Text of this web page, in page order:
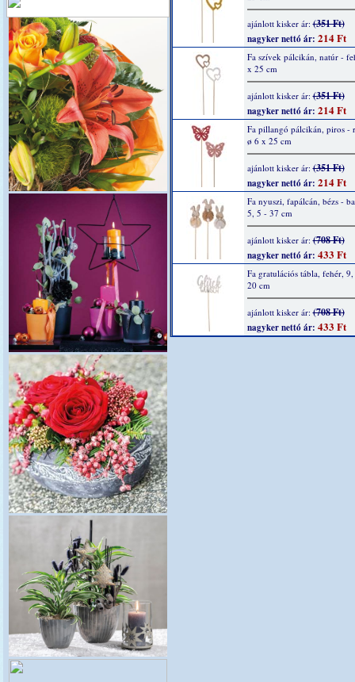
ajánlott kisker ár:(351 Ft)
nagyker nettó ár: 214 Ft
Fa szívek pálcikán, natúr -
x 25 cm
ajánlott kisker ár:(351 Ft)
nagyker nettó ár: 214 Ft
Fa pillangó pálcikán, piros -
ø 6 x 25 cm
ajánlott kisker ár:(351 Ft)
nagyker nettó ár: 214 Ft
Fa nyuszi, fapálcán, bézs -
5, 5 - 37 cm
ajánlott kisker ár:(708 Ft)
nagyker nettó ár: 433 Ft
Fa gratulációs tábla, fehér,
20 cm
ajánlott kisker ár:(708 Ft)
nagyker nettó ár: 433 Ft